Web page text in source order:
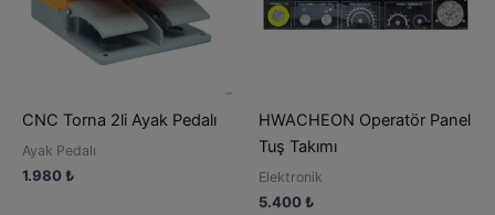
CNC Torna 2li Ayak Pedalı
Ayak Pedalı
1.980₺
HWACHEON Operatör Panel
Tuş Takımı
Elektronik
5.400₺